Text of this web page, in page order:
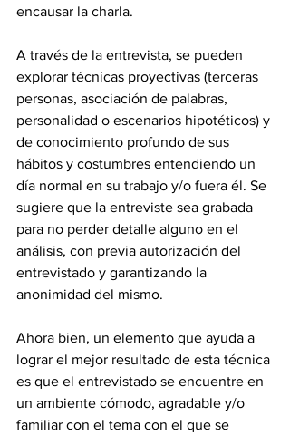
encausar la charla.
A través de la entrevista, se pueden
explorar técnicas proyectivas (terceras
personas, asociación de palabras,
personalidad o escenarios hipotéticos) y
de conocimiento profundo de sus
hábitos y costumbres entendiendo un
día normal en su trabajo y/o fuera él. Se
sugiere que la entreviste sea grabada
para no perder detalle alguno en el
análisis, con previa autorización del
entrevistado y garantizando la
anonimidad del mismo.
Ahora bien, un elemento que ayuda a
lograr el mejor resultado de esta técnica
es que el entrevistado se encuentre en
un ambiente cómodo, agradable y/o
familiar con el tema con el que se